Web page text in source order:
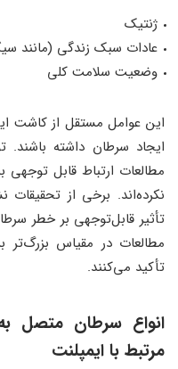
ژنتیک
عادات سبک زندگی (مانند
وضعیت سلامت کلی
این عوامل مستقل از کاشت
ایجاد سرطان داشته
مطالعات ارتباط قابل
نکرده‌اند. برخی از
تأثیر قابل‌توجهی بر خطر
مطالعات در مقیاس
تأکید می‌کنند.
مرتبط با ایمپلنت